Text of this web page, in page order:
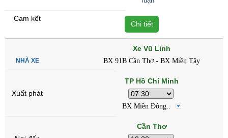
Chi tiết
Xe Vũ Linh
BX 91B Cần Thơ - BX Miền Tây
TP Hồ Chí Minh
BX Miền Đông..
Cần Thơ